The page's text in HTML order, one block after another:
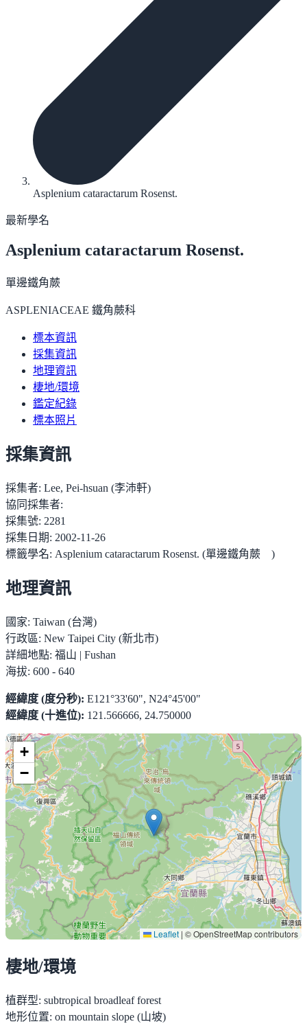
Asplenium cataractarum Rosenst.
最新學名
Asplenium cataractarum Rosenst.
單邊鐵角蕨
ASPLENIACEAE 鐵角蕨科
標本資訊
採集資訊
地理資訊
棲地/環境
鑑定紀錄
標本照片
採集資訊
採集者: Lee, Pei-hsuan (李沛軒)
協同採集者:
採集號: 2281
採集日期: 2002-11-26
標籤學名: Asplenium cataractarum Rosenst. (單邊鐵角蕨 )
地理資訊
國家: Taiwan (台灣)
行政區: New Taipei City (新北市)
詳細地點: 福山 | Fushan
海拔: 600 - 640
經緯度 (度分秒): E121°33'60", N24°45'00"
經緯度 (十進位): 121.566666, 24.750000
+
−
Leaflet | © OpenStreetMap contributors
棲地/環境
植群型: subtropical broadleaf forest
地形位置: on mountain slope (山坡)